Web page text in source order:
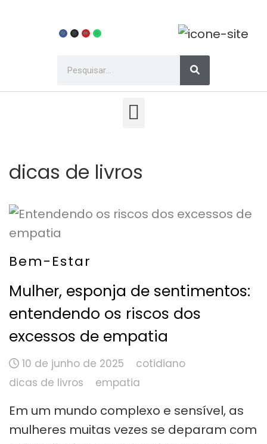
dicas de livros
Bem-Estar
Mulher, esponja de sentimentos:
entendendo os riscos dos
excessos de empatia
10 de junho de 2025
cotidiano
dicas de livros
empatia
Em um mundo complexo e sensível, as
mulheres muitas vezes se deparam com